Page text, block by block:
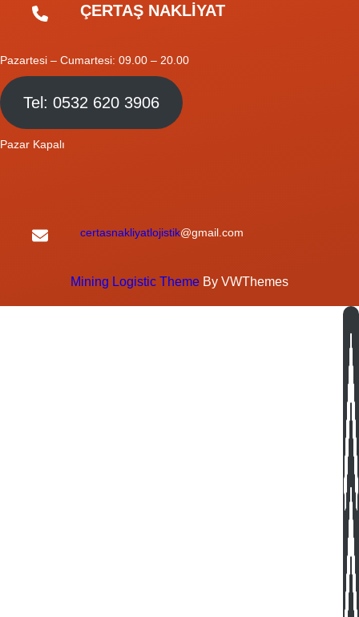
ÇERTAŞ NAKLİYAT
Pazartesi – Cumartesi: 09.00 – 20.00
Tel: 0532 620 3906
Pazar Kapalı
certasnakliyatlojistik@gmail.com
Mining Logistic Theme By VWThemes